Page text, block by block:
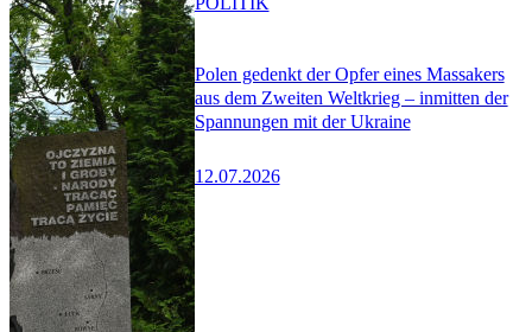
Polen gedenkt der Opfer eines Massakers
aus dem Zweiten Weltkrieg – inmitten der
Spannungen mit der Ukraine
12.07.2026